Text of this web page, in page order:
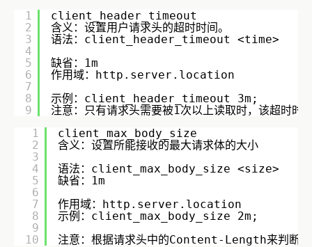
1
2
3
4
5
6
7
8
9
client_header_timeout
含义：设置用户请求头的超时时间。
语法：client_header_timeout
缺省：1m
作用域：http.server.location
示例：client_header_timeout
注意：只有请求头需要被1次以上读取时，该超
1
2
3
4
5
6
7
8
9
10
client_max_body_size
含义：设置所能接收的最大请求体的大小
语法：client_max_body_size
缺省：1m
作用域：http.server.location
示例：client_max_body_size
注意：根据请求头中的Content-Length来判断